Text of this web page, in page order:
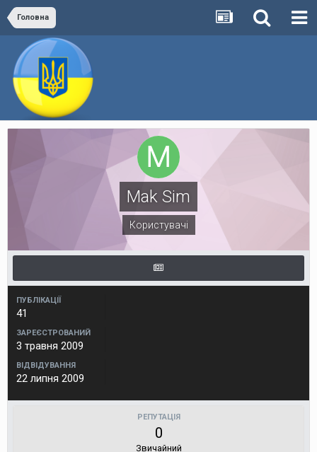
Головна
Mak Sim
Користувачі
ПУБЛІКАЦІЇ
41
ЗАРЕЄСТРОВАНИЙ
3 травня 2009
ВІДВІДУВАННЯ
22 липня 2009
РЕПУТАЦІЯ
0
Звичайний